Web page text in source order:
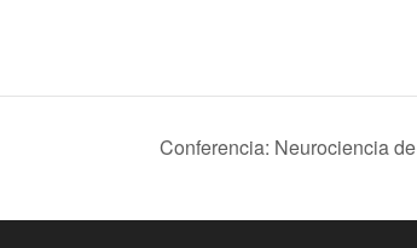
Conferencia: Neurociencia